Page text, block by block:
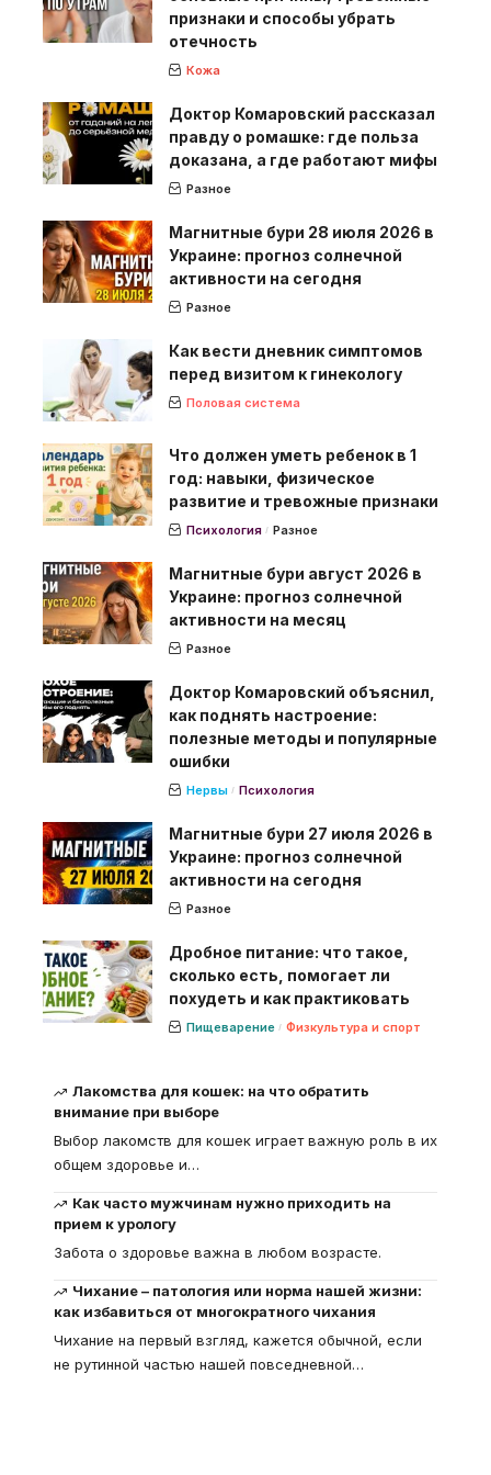
признаки и способы убрать
отечность
Кожа
Доктор Комаровский рассказал
правду о ромашке: где польза
доказана, а где работают мифы
Разное
Магнитные бури 28 июля 2026 в
Украине: прогноз солнечной
активности на сегодня
Разное
Как вести дневник симптомов
перед визитом к гинекологу
Половая система
Что должен уметь ребенок в 1
год: навыки, физическое
развитие и тревожные признаки
Психология Разное
Магнитные бури август 2026 в
Украине: прогноз солнечной
активности на месяц
Разное
Доктор Комаровский объяснил,
как поднять настроение:
полезные методы и популярные
ошибки
Нервы Психология
Магнитные бури 27 июля 2026 в
Украине: прогноз солнечной
активности на сегодня
Разное
Дробное питание: что такое,
сколько есть, помогает ли
похудеть и как практиковать
Пищеварение Физкультура и спорт
Лакомства для кошек: на что обратить
внимание при выборе
Выбор лакомств для кошек играет важную роль в их
общем здоровье и…
Как часто мужчинам нужно приходить на
прием к урологу
Забота о здоровье важна в любом возрасте.
Чихание – патология или норма нашей жизни:
как избавиться от многократного чихания
Чихание на первый взгляд, кажется обычной, если
не рутинной частью нашей повседневной…